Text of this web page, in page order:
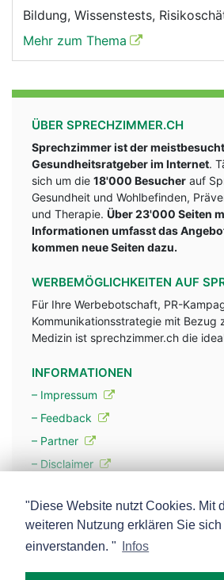
Bildung, Wissenstests,
Mehr zum Thema
ÜBER SPRECHZIMMER.CH
Sprechzimmer ist der
Gesundheitsratgeber im Internet.
sich um die 18'000 Besucher auf
Gesundheit und Wohlbefinden,
und Therapie. Über 23'000 Seiten
Informationen umfasst das
kommen neue Seiten dazu.
WERBEMÖGLICHKEITEN AUF
Für Ihre Werbebotschaft, PR-
Kommunikationsstrategie mit Bezug
Medizin ist sprechzimmer.ch die
INFORMATIONEN
– Impressum
– Feedback
– Partner
– Disclaimer
– Werbung
– Mehr über unsere Experten
"Diese Website nutzt Cookies. Mit
weiteren Nutzung erklären Sie sich
einverstanden. "
Infos